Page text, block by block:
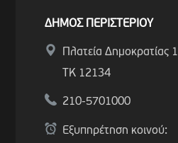
ΔΗΜΟΣ ΠΕΡΙΣΤΕΡΙΟΥ
Πλατεία Δημοκρατίας 1
ΤΚ 12134
210-5701000
Εξυπηρέτηση κοινού: